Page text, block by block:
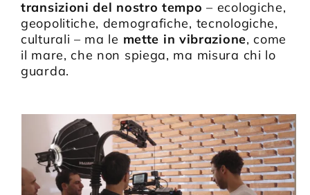
transizioni del nostro tempo – ecologiche,
geopolitiche, demografiche, tecnologiche,
culturali – ma le mette in vibrazione, come
il mare, che non spiega, ma misura chi lo
guarda.